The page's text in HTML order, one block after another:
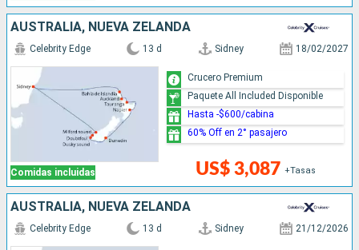
AUSTRALIA, NUEVA ZELANDA
Comidas incluidas
Celebrity Edge 13 d Sidney 18/02/2027
US$ 3,087 +Tasas
Crucero Premium
Paquete All Included Disponible
Hasta -$600/cabina
60% Off en 2° pasajero
AUSTRALIA, NUEVA ZELANDA
Celebrity Edge 13 d Sidney 21/12/2026